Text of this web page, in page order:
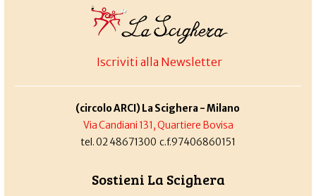
Iscriviti alla Newsletter
(circolo ARCI) La Scighera - Milano
Via Candiani 131, Quartiere Bovisa
tel. 02 48671300 c.f.97406860151
Sostieni La Scighera